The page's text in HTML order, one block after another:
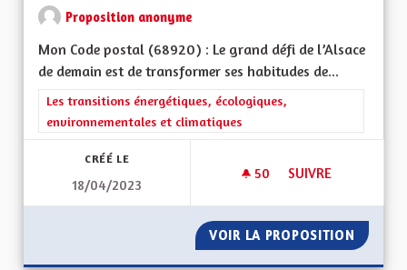
Proposition anonyme
Mon Code postal (68920) : Le grand défi de l’Alsace
de demain est de transformer ses habitudes de...
Filtrer les résultats de la catégorie : Les transitions
Les transitions énergétiques, écologiques,
environnementales et climatiques
CRÉÉ LE
18/04/2023
50 50 ABONNÉS
SUIVRE
VOIR LA PROPOSITION